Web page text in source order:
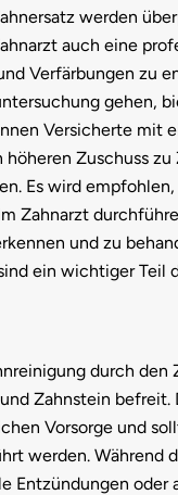
werden
auch eine
Verfärbungen zu
gehen,
Versicherte mit
Zuschuss zu
Es wird
Zahnarzt
und zu
ein wichtiger Teil
durch den
Zahnstein
Vorsorge und
werden. Während
Entzündungen oder